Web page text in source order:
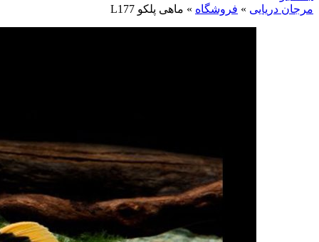
مرجان دریایی » فروشگاه » ماهی پلکو L177